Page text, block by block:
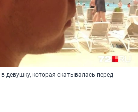
девушку, которая скатывалась перед